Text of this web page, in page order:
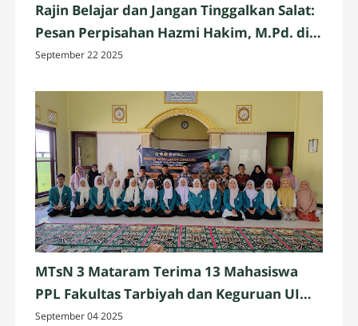
Rajin Belajar dan Jangan Tinggalkan Salat:
Pesan Perpisahan Hazmi Hakim, M.Pd. di
MTsN 3 Mataram
September 22 2025
MTsN 3 Mataram Terima 13 Mahasiswa
PPL Fakultas Tarbiyah dan Keguruan UIN
Mataram
September 04 2025